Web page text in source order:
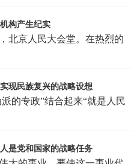
构产生纪实
北京人民大会堂。在热烈的
现民族复兴的战略设想
的专政”结合起来“就是人民
是党和国家的战略任务